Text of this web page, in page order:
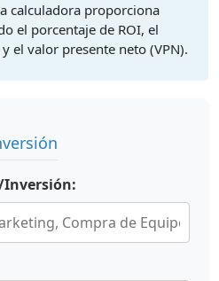
calculadora proporciona
el porcentaje de ROI, el
el valor presente neto (VPN).
Inversión: